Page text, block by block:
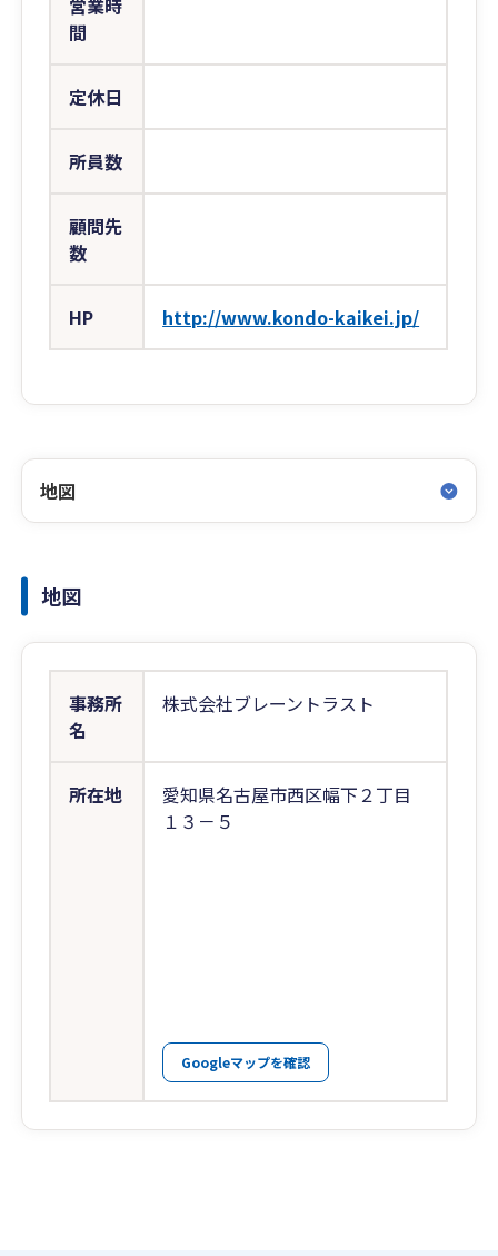
営業時
間
定休日
所員数
顧問先
数
HP http://www.kondo-kaikei.jp/
地図
地図
事務所
名
株式会社ブレーントラスト
所在地
愛知県名古屋市西区幅下２丁目
１３－５
Googleマップを確認